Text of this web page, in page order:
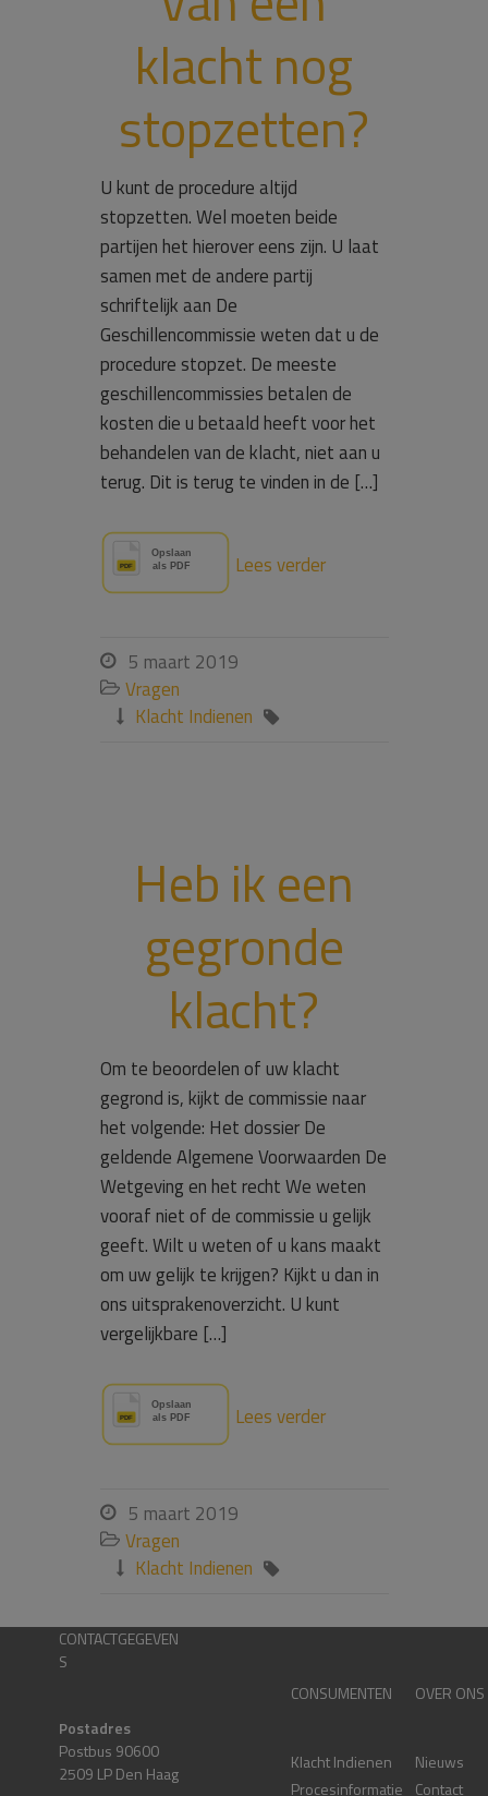
klacht nog
stopzetten?
U kunt de procedure altijd
stopzetten. Wel moeten beide
partijen het hierover eens zijn. U laat
samen met de andere partij
schriftelijk aan De
Geschillencommissie weten dat u de
procedure stopzet. De meeste
geschillencommissies betalen de
kosten die u betaald heeft voor het
behandelen van de klacht, niet aan u
terug. Dit is terug te vinden in de […]
Lees verder
 5 maart 2019
 Vragen
 Klacht Indienen 
Heb ik een
gegronde
klacht?
Om te beoordelen of uw klacht
gegrond is, kijkt de commissie naar
het volgende: Het dossier De
geldende Algemene Voorwaarden De
Wetgeving en het recht We weten
vooraf niet of de commissie u gelijk
geeft. Wilt u weten of u kans maakt
om uw gelijk te krijgen? Kijkt u dan in
ons uitsprakenoverzicht. U kunt
vergelijkbare […]
Lees verder
 5 maart 2019
 Vragen
 Klacht Indienen 
CONTACTGEGEVEN
S
Postadres
Postbus 90600
2509 LP Den Haag
CONSUMENTEN
Klacht Indienen
Procesinformatie
OVER ONS
Nieuws
Contact